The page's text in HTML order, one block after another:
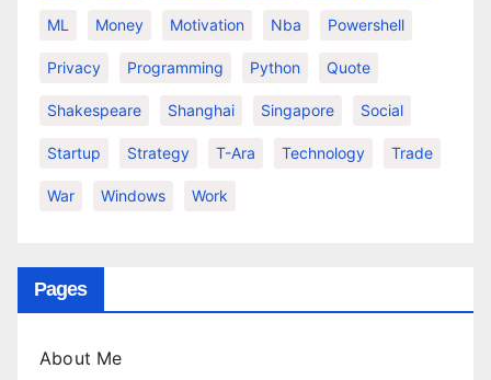
ML Money Motivation Nba Powershell
Privacy Programming Python Quote
Shakespeare Shanghai Singapore Social
Startup Strategy T-Ara Technology Trade
War Windows Work
Pages
About Me